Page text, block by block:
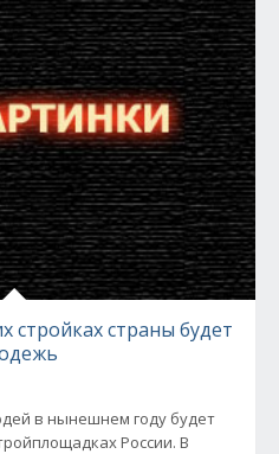
стройках страны будет
в нынешнем году будет
России. В